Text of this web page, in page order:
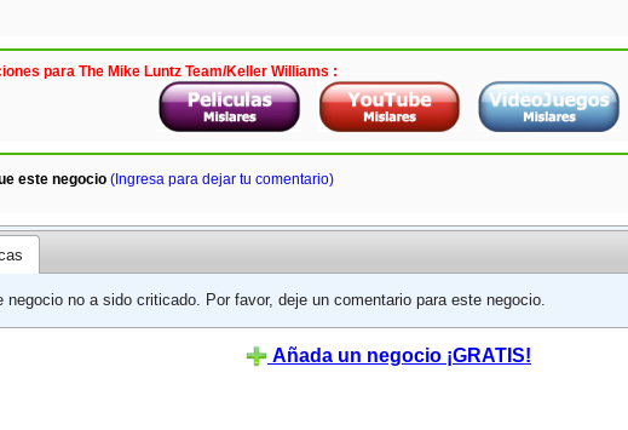
para The Mike Luntz Team/Keller Williams :
este negocio (Ingresa para dejar tu comentario)
negocio no a sido criticado. Por favor, deje un comentario para este negocio.
Añada un negocio ¡GRATIS!